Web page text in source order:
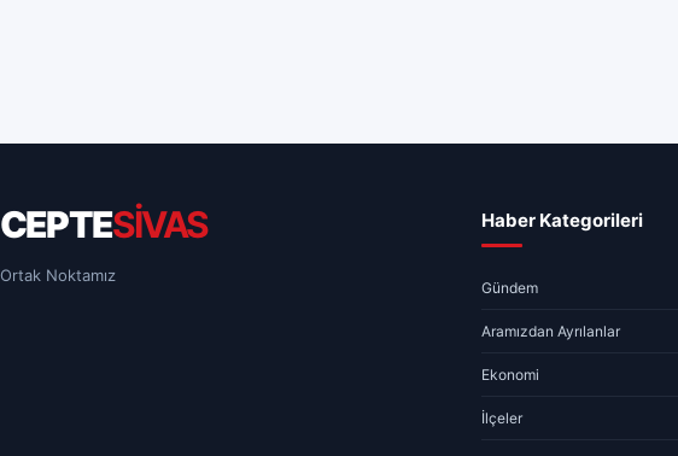
CEPTESİVAS
Ortak Noktamız
Haber Kategorileri
Gündem
Aramızdan Ayrılanlar
Ekonomi
İlçeler